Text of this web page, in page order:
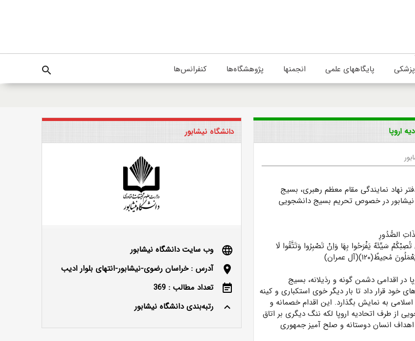
پایگاههای علمی انجمنها پژوهشگاه‌ها کنفرانس‌ها search
اروپا
نهاد نمایندگی مقام معظم رهبری، بسیج
نیشابور در خصوص تحریم بسیج دانشجویی
الصُّدُورِ
سَیِّئَهٌ یَفْرَحُوا بِهَا وَاِنْ تَصْبِرُوا وَتَتَّقُوا لَا
عمران)
در اقدامی دشمن گونه و رذیلانه، بسیج
خود قرار داد تا بار دیگر خوی استکباری و کینه
اسلامی به نمایش بگذارد. این اقدام خصمانه و
از طرف اتحادیه اروپا لکه ننگ دیگری بر اتاق
اهداف انسان دوستانه و صلح آمیز جمهوری
دانشگاه نیشابور
language
وب سایت دانشگاه نیشابور
location_on
آدرس : خراسان رضوی-نیشابور-انتهای بلوار ادیب
event_note
تعداد مطالب : 369
keyboard_arrow_up
رتبه‌بندی دانشگاه نیشابور